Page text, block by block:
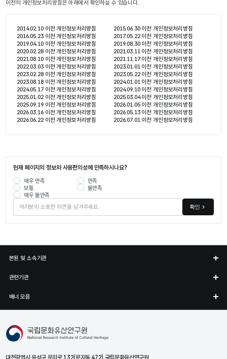
이전의 개인정보처리방침은 아래에서 확인하실 수 있습니다.
2014.02.10 이전 개인정보처리방침
2015.06.30 이전 개인정보처리방침
2016.05.23 이전 개인정보처리방침
2017.05.22 이전 개인정보처리방침
2019.04.10 이전 개인정보처리방침
2019.08.30 이전 개인정보처리방침
2020.02.28 이전 개인정보처리방침
2021.03.11 이전 개인정보처리방침
2021.08.10 이전 개인정보처리방침
2021.11.17 이전 개인정보처리방침
2022.03.03 이전 개인정보처리방침
2023.01.01 이전 개인정보처리방침
2023.02.28 이전 개인정보처리방침
2023.05.22 이전 개인정보처리방침
2023.08.18 이전 개인정보처리방침
2024.01.01 이전 개인정보처리방침
2024.05.17 이전 개인정보처리방침
2024.09.10 이전 개인정보처리방침
2025.01.02 이전 개인정보처리방침
2025.03.04 이전 개인정보처리방침
2025.09.19 이전 개인정보처리방침
2026.01.05 이전 개인정보처리방침
2026.03.16 이전 개인정보처리방침
2026.05.13 이전 개인정보처리방침
2026.06.22 이전 개인정보처리방침
2026.07.01 이전 개인정보처리방침
현재 페이지의 정보와 사용편의성에 만족하시나요?
매우 만족
만족
보통
불만족
매우 불만족
확인
본원 및 소속기관
관련기관
배너 모음
국립문화유산연구원
대전광역시 유성구 문지로 132(문지동 472) 국립문화유산연구원